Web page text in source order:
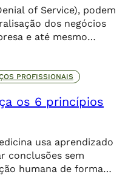
of Service), podem
dos negócios
e até mesmo
da companhia. Além de
no ambiente
Alguns dos
que […]
PROFISSIONAIS
os 6 princípios
usa aprendizado
conclusões sem
humana de forma